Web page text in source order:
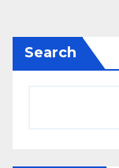
Search